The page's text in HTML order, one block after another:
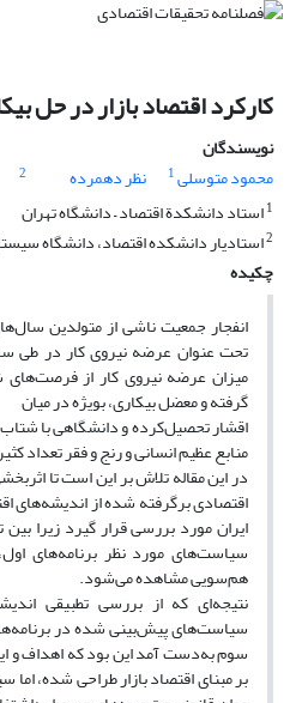
کارکرد اقتصاد بازار در حل
نویسندگان
محمود متوسلی1 نظر دهمرده
2
1استاد دانشکدة اقتصاد – دانشگاه تهران
2استادیار دانشکده اقتصاد،‌ دانشگاه
چکیده
میزان عرضه نیروی کار از
گرفته و معضل بیکاری، بویژه در میان
اقشار تحصیل‌کرده و دانشگاهی با
منابع عظیم انسانی و رنج و فقر تعداد
در این مقاله تلاش بر این است تا
اقتصادی برگرفته شده از اندیشه‌های
ایران مورد بررسی قرار گیرد زیرا
سیاست‌های مورد نظر برنامه‌های
هم‌سویی مشاهده می‌شود.
نتیجه‌ای که از بررسی تطبیقی
سیاست‌های پیش‌بینی شده در
سوم به‌دست آمد این بود که اهداف و
بر مبنای اقتصاد بازار طراحی شده،